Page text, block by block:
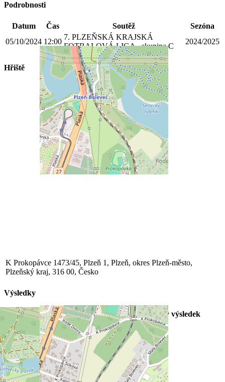
Podrobnosti
Datum Čas Soutěž
Sezóna
05/10/2024 12:00
7. PLZEŇSKÁ KRAJSKÁ
FOTBALOVÁ LIGA - skupina C
2024/2025
Hřiště
Prokopávka Plzeň- UMT
K Prokopávce 1473/45, Plzeň 1, Plzeň, okres Plzeň-město,
Plzeňský kraj, 316 00, Česko
Výsledky
Klub 1. poločas 2. poločas Konečný výsledek
SSC BOLEVEC
1 1
2
SK Primalex Břasy
0 0
SSC BOLEVEC
9 Bublík Michal Záložník